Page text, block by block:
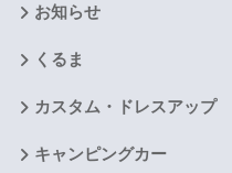
お知らせ
くるま
カスタム・ドレスアップ
キャンピングカー